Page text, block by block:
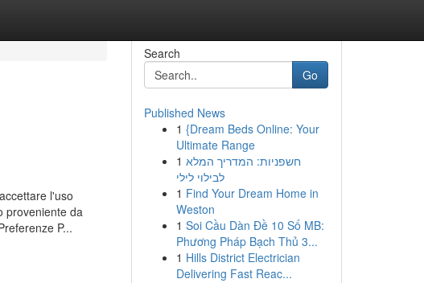
l'uso
proveniente da
P...
Search
Go
Published News
1 {Dream Beds Online: Your
Ultimate Range
1 חשפניות: המדריך המלא
לבילוי לילי
1 Find Your Dream Home in
Weston
1 Soi Cầu Dàn Đề 10 Số MB:
Phương Pháp Bạch Thủ 3...
1 Hills District Electrician
Delivering Fast Reac...